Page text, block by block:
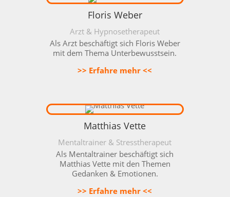
Floris Weber
Arzt & Hypnosetherapeut
Als Arzt beschäftigt sich Floris Weber
mit dem Thema Unterbewusstsein.
>> Erfahre mehr <<
Matthias Vette
Mentaltrainer & Stresstherapeut
Als Mentaltrainer beschäftigt sich
Matthias Vette mit den Themen
Gedanken & Emotionen.
>> Erfahre mehr <<